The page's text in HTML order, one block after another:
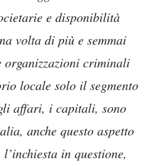
e disponibilità
volta di più e semmai
organizzazioni criminali
locale solo il segmento
affari, i capitali, sono
anche questo aspetto
in questione,